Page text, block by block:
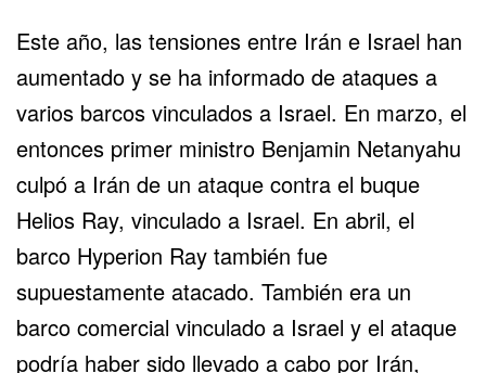
Este año, las tensiones entre Irán e Israel han
aumentado y se ha informado de ataques a
varios barcos vinculados a Israel. En marzo, el
entonces primer ministro Benjamin Netanyahu
culpó a Irán de un ataque contra el buque
Helios Ray, vinculado a Israel. En abril, el
barco Hyperion Ray también fue
supuestamente atacado. También era un
barco comercial vinculado a Israel y el ataque
podría haber sido llevado a cabo por Irán,